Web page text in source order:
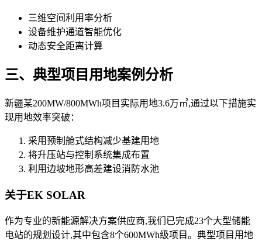
三维空间利用率分析
设备维护通道智能优化
动态安全距离计算
三、典型项目用地案例分析
新疆某200MW/800MWh项目实际用地3.6万㎡,通过以下措施实
现用地效率突破：
采用预制舱式结构减少基建用地
将升压站与控制系统集成布置
利用边坡地形高差建设消防水池
关于EK SOLAR
作为专业的新能源解决方案供应商,我们已完成23个大型储能
电站的规划设计,其中包含8个600MWh级项目。典型项目用地